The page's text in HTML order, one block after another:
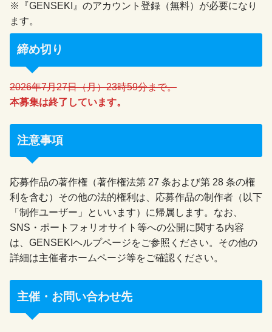
※『GENSEKI』のアカウント登録（無料）が必要になり
ます。
締め切り
2026年7月27日（月）23時59分まで。
本募集は終了しています。
注意事項
応募作品の著作権（著作権法第 27 条および第 28 条の権
利を含む）その他の法的権利は、応募作品の制作者（以下
「制作ユーザー」といいます）に帰属します。なお、
SNS・ポートフォリオサイト等への公開に関する内容
は、GENSEKIヘルプページをご参照ください。その他の
詳細は主催者ホームページ等をご確認ください。
主催・お問い合わせ先